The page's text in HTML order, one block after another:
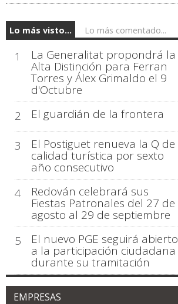
Lo más visto... Lo más comentado...
1 La Generalitat propondrá la
Alta Distinción para Ferran
Torres y Álex Grimaldo el 9
d'Octubre
2
El guardián de la frontera
3 El Postiguet renueva la Q de
calidad turística por sexto
año consecutivo
4
Redován celebrará sus
Fiestas Patronales del 27 de
agosto al 29 de septiembre
5
El nuevo PGE seguirá abierto
a la participación ciudadana
durante su tramitación
EMPRESAS